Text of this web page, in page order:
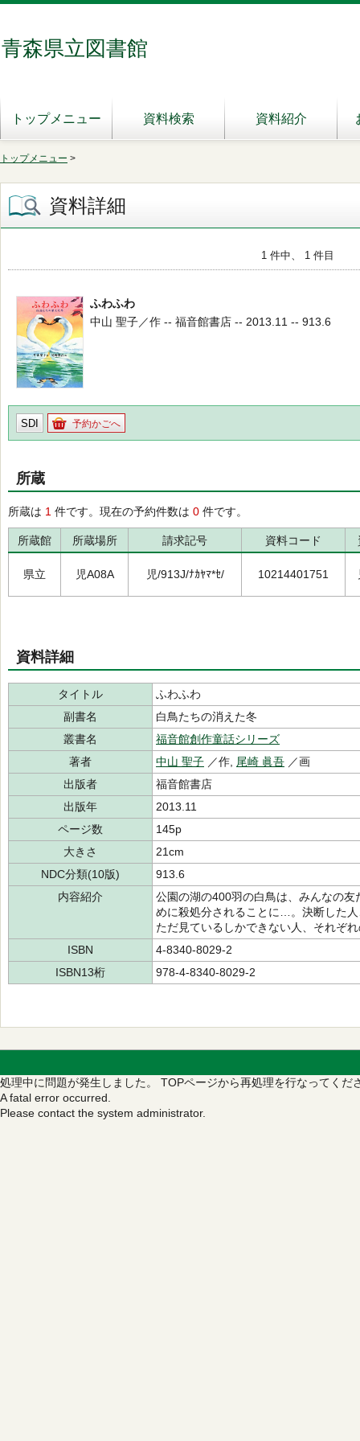
青森県立図書館
トップメニュー 資料検索 資料紹介
トップメニュー >
資料詳細
1 件中、 1 件目
ふわふわ
中山 聖子／作 -- 福音館書店 -- 2013.11 -- 913.6
SDI 予約かごへ
所蔵
所蔵は 1 件です。現在の予約件数は 0 件です。
所蔵館 所蔵場所 請求記号 資料コード
県立 児A08A 児/913J/ﾅｶﾔﾏ*ｾ/ 10214401751
資料詳細
タイトル
ふわふわ
副書名
白鳥たちの消えた冬
叢書名
福音館創作童話シリーズ
著者
中山 聖子 ／作, 尾崎 眞吾 ／画
出版者
福音館書店
出版年
2013.11
ページ数
145p
大きさ
21cm
NDC分類(10版)
913.6
内容紹介
公園の湖の400羽の白鳥は、みんなの
めに殺処分されることに…。決断した
ただ見ているしかできない人、それぞ
ISBN
4-8340-8029-2
ISBN13桁
978-4-8340-8029-2
処理中に問題が発生しました。 TOPページから再処理を行なってくだ
A fatal error occurred.
Please contact the system administrator.